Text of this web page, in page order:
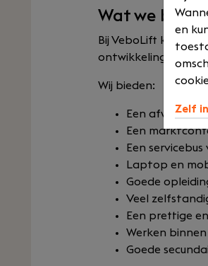
Wat we
Bij VeboLift krijg je
ontwikkeling en
Wij bieden:
Een
Een
Een
Laptop en
Goede
Veel
Een prettige
Werken
Goede
en
Zelf